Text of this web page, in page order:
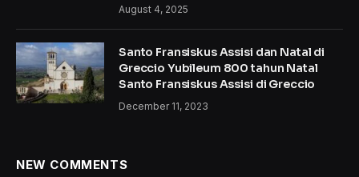
August 4, 2025
Santo Fransiskus Assisi dan Natal di
Greccio Yubileum 800 tahun Natal
Santo Fransiskus Assisi di Greccio
December 11, 2023
NEW COMMENTS